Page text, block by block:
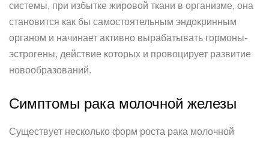
системы, при избытке жировой ткани в организме, она
становится как бы самостоятельным эндокринным
органом и начинает активно вырабатывать гормоны-
эстрогены, действие которых и провоцирует развитие
новообразований.
Симптомы рака молочной железы
Существует несколько форм роста рака молочной